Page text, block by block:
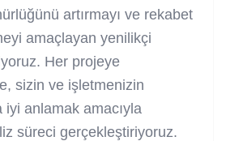
artırmayı ve rekabet
amaçlayan yenilikçi
Her projeye
sizin ve işletmenizin
iyi anlamak amacıyla
süreci gerçekleştiriyoruz.